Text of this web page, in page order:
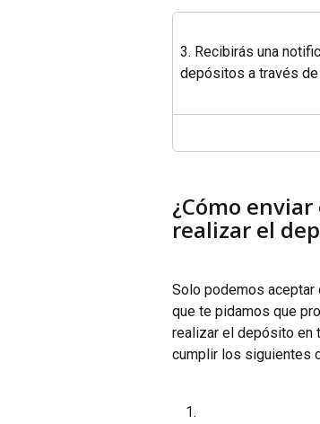
3. Recibirás una
depósitos a través de
¿Cómo
realizar el
Solo podemos aceptar
que te pidamos que
realizar el depósito en
cumplir los siguientes